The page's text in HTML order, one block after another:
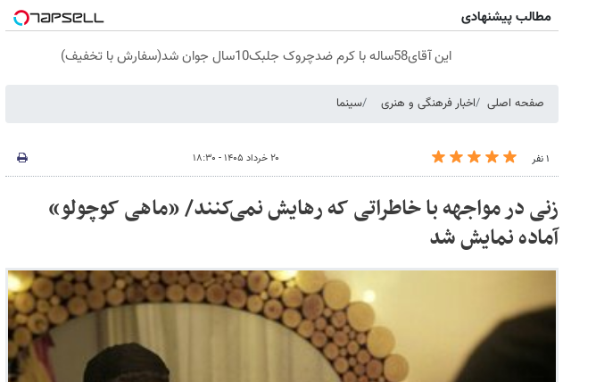
مطالب پیشنهادی
این آقای58ساله با کرم ضدچروک جلبک10سال جوان شد(سفارش با تخفیف)
صفحه اصلی اخبار فرهنگی و هنری سینما
۱ نفر ۲۰ خرداد ۱۴۰۵ - ۱۸:۳۰
زنی در مواجهه با خاطراتی که رهایش نمی‌کنند/ «ماهی کوچولو»
آماده نمایش شد